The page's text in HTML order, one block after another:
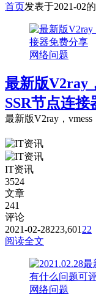
首页发表于2021-02
网络问题
最新版V2ray
SSR节点连
最新版V2ray，
IT资讯
3524
文章
241
评论
2021-02-28223,601 22
阅读全文
网络问题